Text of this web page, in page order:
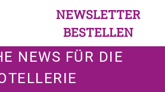
NEWSLETTER
BESTELLEN
NEWS FÜR DIE